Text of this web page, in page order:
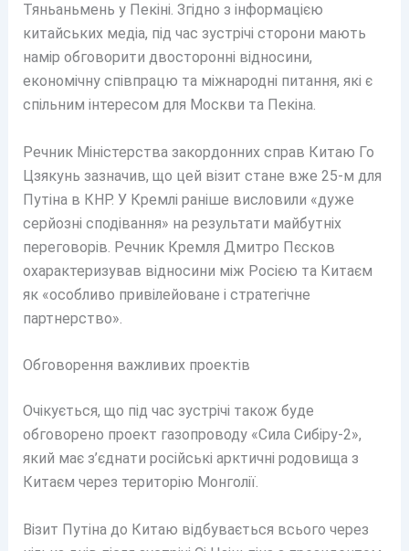
Тяньаньмень у Пекіні. Згідно з інформацією
китайських медіа, під час зустрічі сторони мають
намір обговорити двосторонні відносини,
економічну співпрацю та міжнародні питання, які є
спільним інтересом для Москви та Пекіна.
Речник Міністерства закордонних справ Китаю Го
Цзякунь зазначив, що цей візит стане вже 25-м для
Путіна в КНР. У Кремлі раніше висловили «дуже
серйозні сподівання» на результати майбутніх
переговорів. Речник Кремля Дмитро Пєсков
охарактеризував відносини між Росією та Китаєм
як «особливо привілейоване і стратегічне
партнерство».
Обговорення важливих проектів
Очікується, що під час зустрічі також буде
обговорено проект газопроводу «Сила Сибіру-2»,
який має з’єднати російські арктичні родовища з
Китаєм через територію Монголії.
Візит Путіна до Китаю відбувається всього через